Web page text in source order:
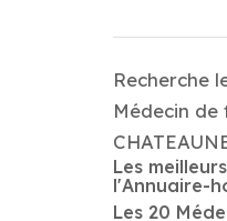
Recherche
Médecin
Les
l'Annuaire-
Les 20